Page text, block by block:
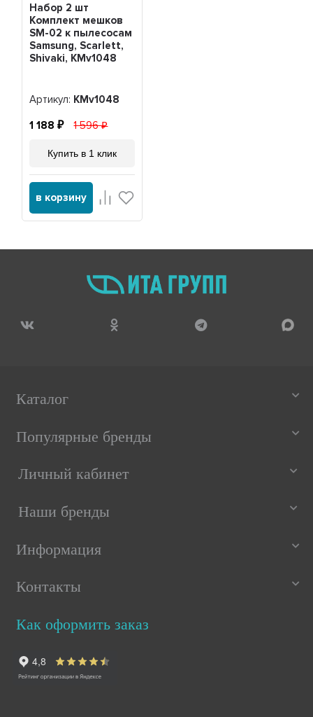
Набор 2 шт
Комплект мешков
SM-02 к пылесосам
Samsung, Scarlett,
Shivaki, KMv1048
Артикул: KMv1048
1 188 1 596
Купить в 1 клик
в корзину
Каталог
Популярные бренды
Личный кабинет
Наши бренды
Информация
Контакты
Как оформить заказ